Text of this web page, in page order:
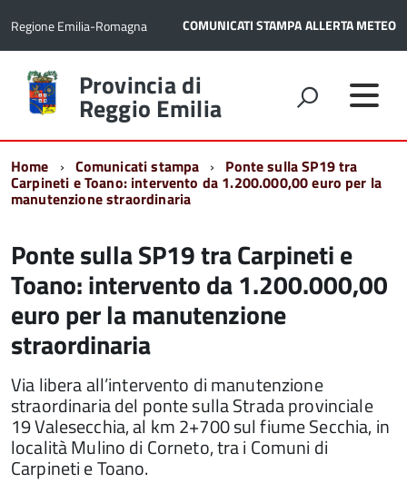
Regione Emilia-Romagna COMUNICATI STAMPAALLERTA METEO
Torna
alla
home
Provincia di
Reggio Emilia
Home Comunicati stampa Ponte sulla SP19 tra
Carpineti e Toano: intervento da 1.200.000,00 euro per la
manutenzione straordinaria
Ponte sulla SP19 tra Carpineti e
Toano: intervento da 1.200.000,00
euro per la manutenzione
straordinaria
Via libera all’intervento di manutenzione
straordinaria del ponte sulla Strada provinciale
19 Valesecchia, al km 2+700 sul fiume Secchia, in
località Mulino di Corneto, tra i Comuni di
Carpineti e Toano.